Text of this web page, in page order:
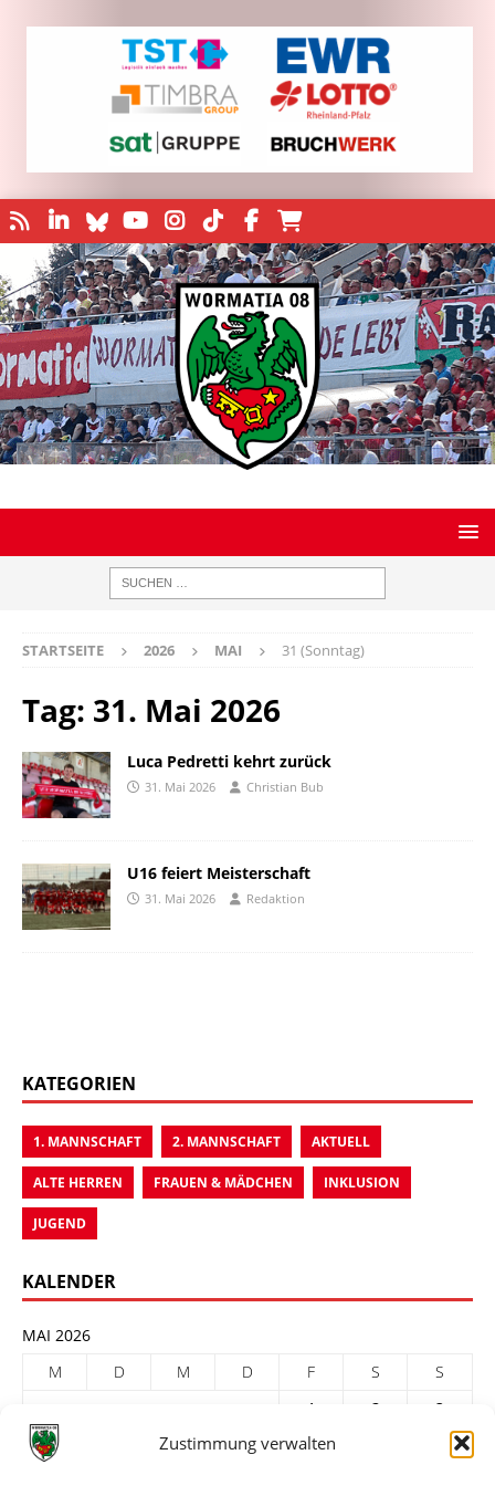
Zustimmung verwalten
STARTSEITE 2026 MAI 31 (Sonntag)
Tag: 31. Mai 2026
Luca Pedretti kehrt zurück
31. Mai 2026 Christian Bub
U16 feiert Meisterschaft
31. Mai 2026 Redaktion
KATEGORIEN
1. MANNSCHAFT 2. MANNSCHAFT AKTUELL
ALTE HERREN FRAUEN & MÄDCHEN INKLUSION
JUGEND
KALENDER
MAI 2026
M
D M D F S
S
1
2
3
4
6 7 8